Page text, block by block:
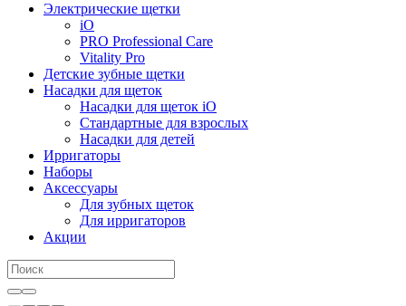
Электрические щетки
iO
PRO Professional Care
Vitality Pro
Детские зубные щетки
Насадки для щеток
Насадки для щеток iO
Стандартные для взрослых
Насадки для детей
Ирригаторы
Наборы
Аксессуары
Для зубных щеток
Для ирригаторов
Акции